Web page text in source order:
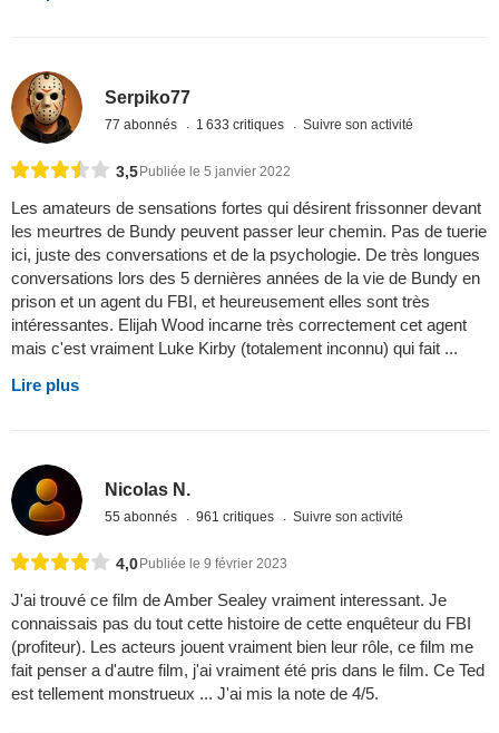
Serpiko77
77 abonnés 1 633 critiques Suivre son activité
3,5Publiée le 5 janvier 2022
Les amateurs de sensations fortes qui désirent frissonner devant
les meurtres de Bundy peuvent passer leur chemin. Pas de tuerie
ici, juste des conversations et de la psychologie. De très longues
conversations lors des 5 dernières années de la vie de Bundy en
prison et un agent du FBI, et heureusement elles sont très
intéressantes. Elijah Wood incarne très correctement cet agent
mais c'est vraiment Luke Kirby (totalement inconnu) qui fait ...
Lire plus
Nicolas N.
55 abonnés 961 critiques Suivre son activité
4,0Publiée le 9 février 2023
J'ai trouvé ce film de Amber Sealey vraiment interessant. Je
connaissais pas du tout cette histoire de cette enquêteur du FBI
(profiteur). Les acteurs jouent vraiment bien leur rôle, ce film me
fait penser a d'autre film, j'ai vraiment été pris dans le film. Ce Ted
est tellement monstrueux ... J'ai mis la note de 4/5.